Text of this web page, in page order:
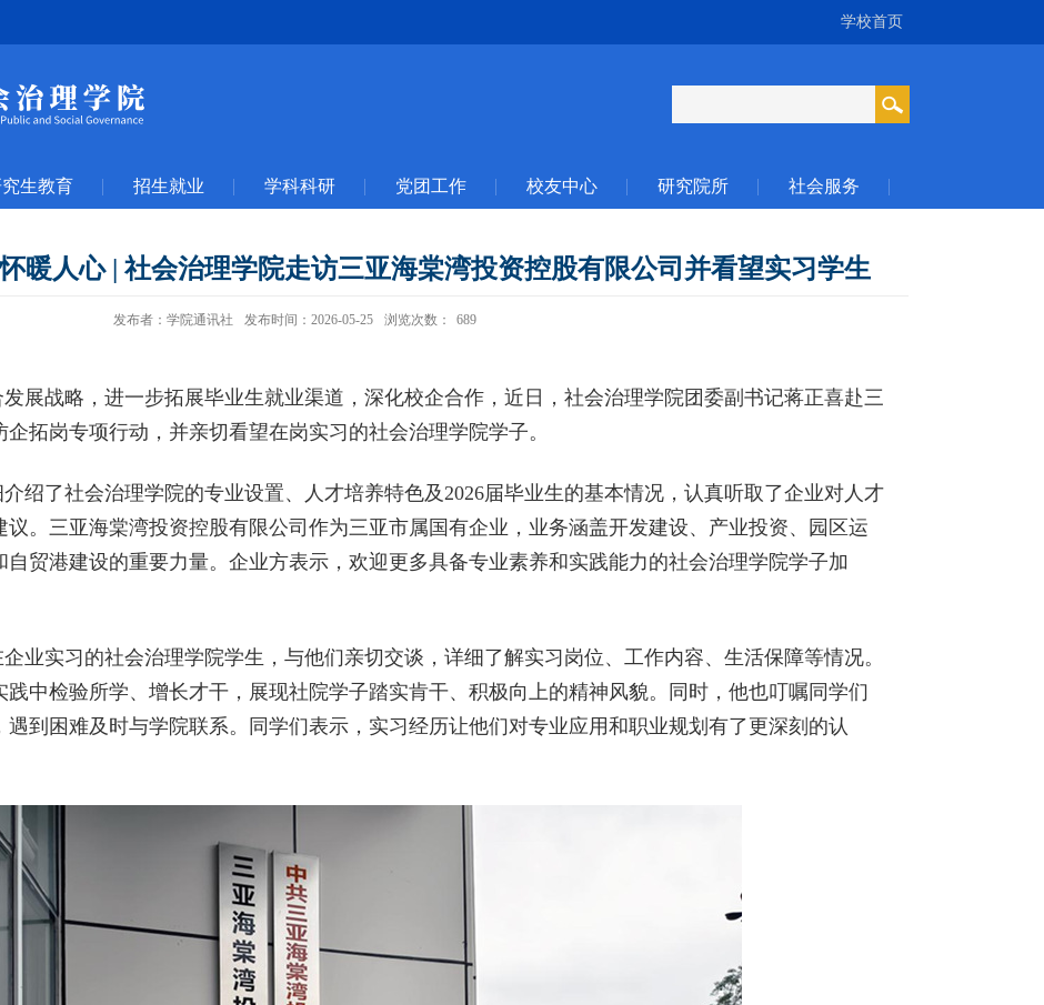
学校首页
生教育 招生就业 学科科研 党团工作 校友中心 研究院所 社会服务
暖人心 | 社会治理学院走访三亚海棠湾投资控股有限公司并看望实习学生
发布者：学院通讯社 发布时间：2026-05-25 浏览次数： 689
展战略，进一步拓展毕业生就业渠道，深化校企合作，近日，社会治理学院团委副书记蒋正喜赴三
拓岗专项行动，并亲切看望在岗实习的社会治理学院学子。
绍了社会治理学院的专业设置、人才培养特色及2026届毕业生的基本情况，认真听取了企业对人才
。三亚海棠湾投资控股有限公司作为三亚市属国有企业，业务涵盖开发建设、产业投资、园区运
贸港建设的重要力量。企业方表示，欢迎更多具备专业素养和实践能力的社会治理学院学子加
业实习的社会治理学院学生，与他们亲切交谈，详细了解实习岗位、工作内容、生活保障等情况。
中检验所学、增长才干，展现社院学子踏实肯干、积极向上的精神风貌。同时，他也叮嘱同学们
到困难及时与学院联系。同学们表示，实习经历让他们对专业应用和职业规划有了更深刻的认